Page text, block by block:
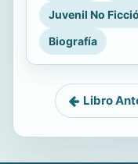
Juvenil No
Biografía
Libro